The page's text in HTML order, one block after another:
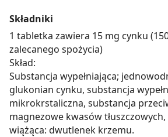
Składniki
1 tabletka zawiera 15 mg cynku
zalecanego spożycia)
Skład:
Substancja wypełniająca;
glukonian cynku, substancja
mikrokrstaliczna, substancja
magnezowe kwasów
wiążąca: dwutlenek krzemu.